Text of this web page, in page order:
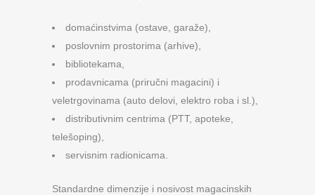
domaćinstvima (ostave, garaže),
poslovnim prostorima (arhive),
bibliotekama,
prodavnicama (priručni magacini) i
veletrgovinama (auto delovi, elektro roba i sl.),
distributivnim centrima (PTT, apoteke,
telešoping),
servisnim radionicama.
Standardne dimenzije i nosivost magacinskih